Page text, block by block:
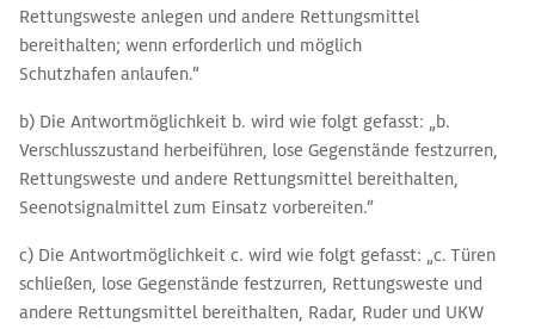
Rettungsweste anlegen und andere Rettungsmittel
bereithalten; wenn erforderlich und möglich
Schutzhafen anlaufen.“
b) Die Antwortmöglichkeit b. wird wie folgt gefasst: „b.
Verschlusszustand herbeiführen, lose Gegenstände festzurren,
Rettungsweste und andere Rettungsmittel bereithalten,
Seenotsignalmittel zum Einsatz vorbereiten.“
c) Die Antwortmöglichkeit c. wird wie folgt gefasst: „c. Türen
schließen, lose Gegenstände festzurren, Rettungsweste und
andere Rettungsmittel bereithalten, Radar, Ruder und UKW